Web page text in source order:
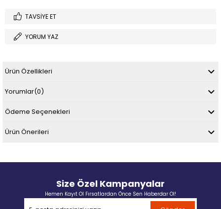
TAVSIYE ET
YORUM YAZ
Ürün Özellikleri
Yorumlar(0)
Ödeme Seçenekleri
Ürün Önerileri
Size Özel Kampanyalar
Hemen Kayıt Ol Fırsatlardan Önce Sen Haberdar Ol!